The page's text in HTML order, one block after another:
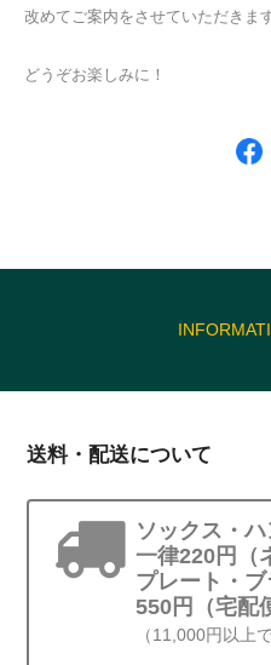
改めてご案内をさせていただきます
どうぞお楽しみに！
送料・配送について
ソックス・
一律220円（
プレート・
550円（宅配
（11,000円以上